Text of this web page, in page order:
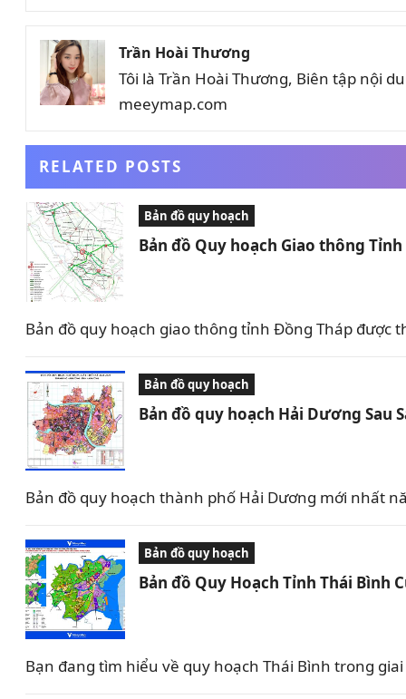
Trần Hoài Thương
Tôi là Trần Hoài Thương, Biên tập nội
meeymap.com
RELATED POSTS
Bản đồ quy hoạch
Bản đồ Quy hoạch Giao thông
Bản đồ quy hoạch giao thông tỉnh Đồng Tháp
Bản đồ quy hoạch
Bản đồ quy hoạch Hải Dương Sau
Bản đồ quy hoạch thành phố Hải Dương mới nhất
Bản đồ quy hoạch
Bản đồ Quy Hoạch Tỉnh Thái Bình
Bạn đang tìm hiểu về quy hoạch Thái Bình trong